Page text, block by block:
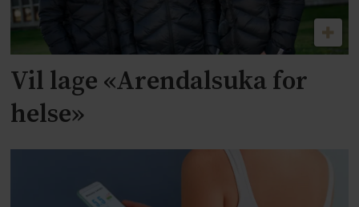
Vil lage «Arendalsuka for
helse»